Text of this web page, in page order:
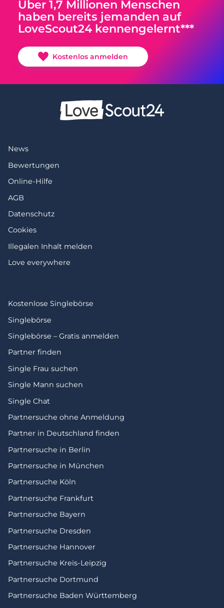
Über 1,7 Millionen Menschen
haben bereits jemanden auf
LoveScout24 kennengelernt***
Kostenlos anmelden
News
Bewertungen
Online-Hilfe
AGB
Datenschutz
Cookies
Illegalen Inhalt melden
Love everywhere
Kostenlose Singlebörse
Singlebörse
Singlebörse – Gratis anmelden
Partner finden
Single Frau suchen
Single Mann suchen
Single Chat
Partnersuche ohne Anmeldung
Partner in Deutschland finden
Partnersuche in Berlin
Partnersuche in München
Partnersuche Köln
Partnersuche Frankfurt
Partnersuche Bayern
Partnersuche Dresden
Partnersuche Hannover
Partnersuche Kreis-Leipzig
Partnersuche Dortmund
Partnersuche Baden Württemberg